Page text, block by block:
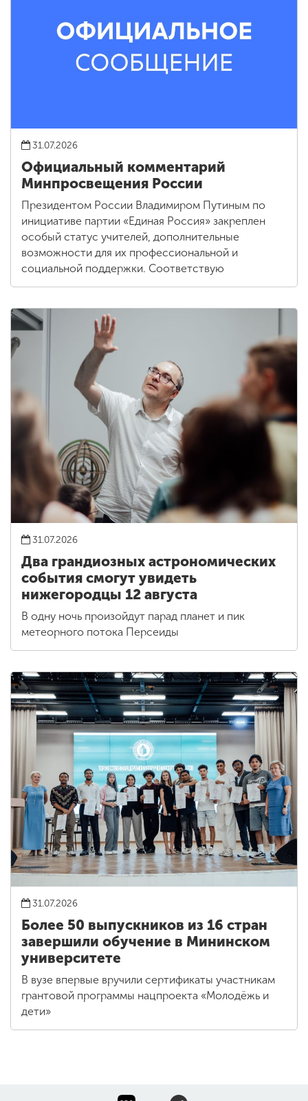
31.07.2026
Официальный комментарий
Минпросвещения России
Президентом России Владимиром Путиным по
инициативе партии «Единая Россия» закреплен
особый статус учителей, дополнительные
возможности для их профессиональной и
социальной поддержки. Соответствую
31.07.2026
Два грандиозных астрономических
события смогут увидеть
нижегородцы 12 августа
В одну ночь произойдут парад планет и пик
метеорного потока Персеиды
31.07.2026
Более 50 выпускников из 16 стран
завершили обучение в Мининском
университете
В вузе впервые вручили сертификаты участникам
грантовой программы нацпроекта «Молодёжь и
дети»